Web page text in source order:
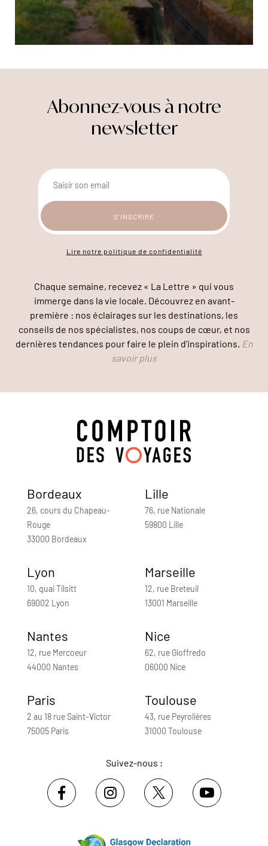
Abonnez-vous à notre
newsletter
Lire notre politique de confidentialité
Chaque semaine, recevez « La Lettre » qui vous
immerge dans la vie locale. Découvrez en avant-
première : nos éclairages sur les destinations, les
conseils de nos spécialistes, nos coups de cœur, et nos
dernières tendances pour faire le plein d’inspirations. En
savoir plus
Bordeaux
26, cours du Chapeau-
Rouge
33000 Bordeaux
Lille
76, rue Nationale
59800 Lille
Lyon
10, quai Tilsitt
69002 Lyon
Marseille
12, rue Breteuil
13001 Marseille
Nantes
12, rue Mercoeur
44000 Nantes
Nice
62, rue Gioffredo
06000 Nice
Paris
2 au 18 rue Saint-Victor
75005 Paris
Toulouse
43, rue Peyrolières
31000 Toulouse
Suivez-nous :